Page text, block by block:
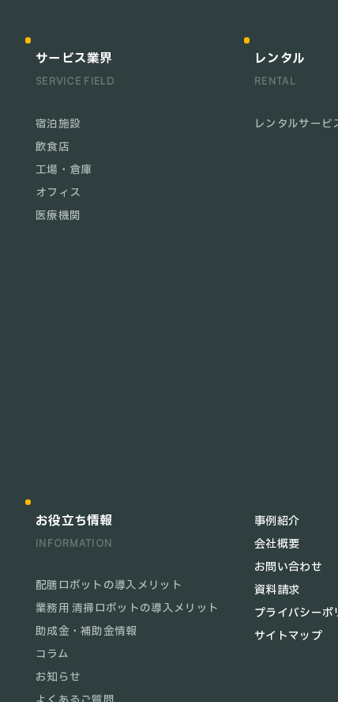
サービス業界
SERVICE FIELD
宿泊施設
飲食店
工場・倉庫
オフィス
医療機関
レンタル
RENTAL
レンタルサービ
お役立ち情報
INFORMATION
配膳ロボットの導入メリット
業務用 清掃ロボットの導入メリット
助成金・補助金情報
コラム
お知らせ
事例紹介
会社概要
お問い合わせ
資料請求
プライバシー
サイトマップ